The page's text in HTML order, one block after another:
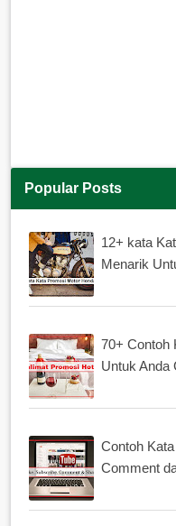
Popular Posts
12+ kata
Menarik
70+ Contoh
Untuk Anda
Contoh
Comment